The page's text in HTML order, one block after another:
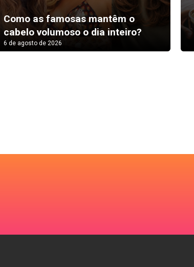
promove curso gratuito
atrair talentos em Sumaré
de 2026
na
6 de